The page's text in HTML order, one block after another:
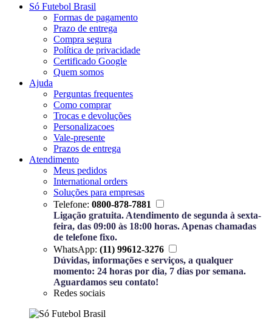
Só Futebol Brasil
Formas de pagamento
Prazo de entrega
Compra segura
Política de privacidade
Certificado Google
Quem somos
Ajuda
Perguntas frequentes
Como comprar
Trocas e devoluções
Personalizacoes
Vale-presente
Prazos de entrega
Atendimento
Meus pedidos
International orders
Soluções para empresas
Telefone: 0800-878-7881
Ligação gratuita. Atendimento de segunda à sexta-
feira, das 09:00 às 18:00 horas. Apenas chamadas
de telefone fixo.
WhatsApp: (11) 99612-3276
Dúvidas, informações e serviços, a qualquer
momento: 24 horas por dia, 7 dias por semana.
Aguardamos seu contato!
Redes sociais